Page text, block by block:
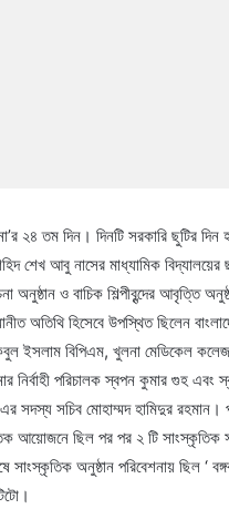
২৪ তম দিন। দিনটি সরকারি ছুটির দিন
আবু নাসের মাধ্যামিক বিদ্যালয়ের
অনুষ্ঠান ও বাচিক শিল্পীবৃন্দের আবৃত্তি
অতিথি হিসেবে উপস্থিত ছিলেন
ইসলাম বিপিএম, খুলনা মেডিকেল কলেজ
নির্বাহী পরিচালক স্বপন কুমার গুহ এবং
সচিব মোহাম্মদ হামিদুর রহমান।
আয়োজনে ছিল পর পর ২ টি সাংস্কৃতিক
সাংস্কৃতিক অনুষ্ঠান পরিবেশনায় ছিল ‘